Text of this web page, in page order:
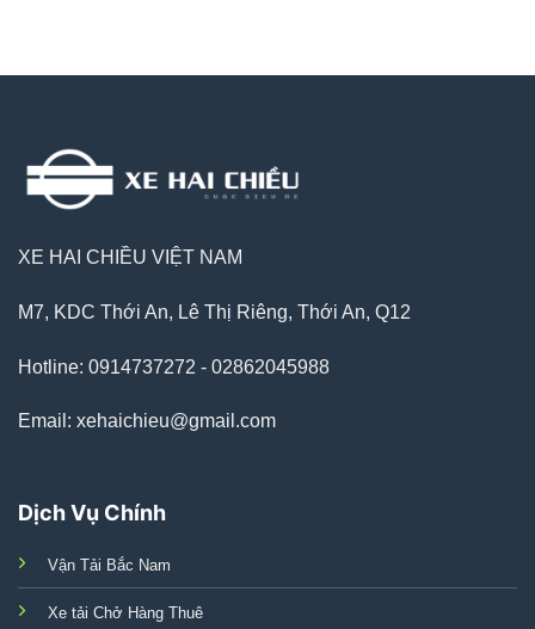
XE HAI CHIỀU VIỆT NAM
M7, KDC Thới An, Lê Thị Riêng, Thới An, Q12
Hotline: 0914737272 - 02862045988
Email: xehaichieu@gmail.com
Dịch Vụ Chính
Vận Tải Bắc Nam
Xe tải Chở Hàng Thuê